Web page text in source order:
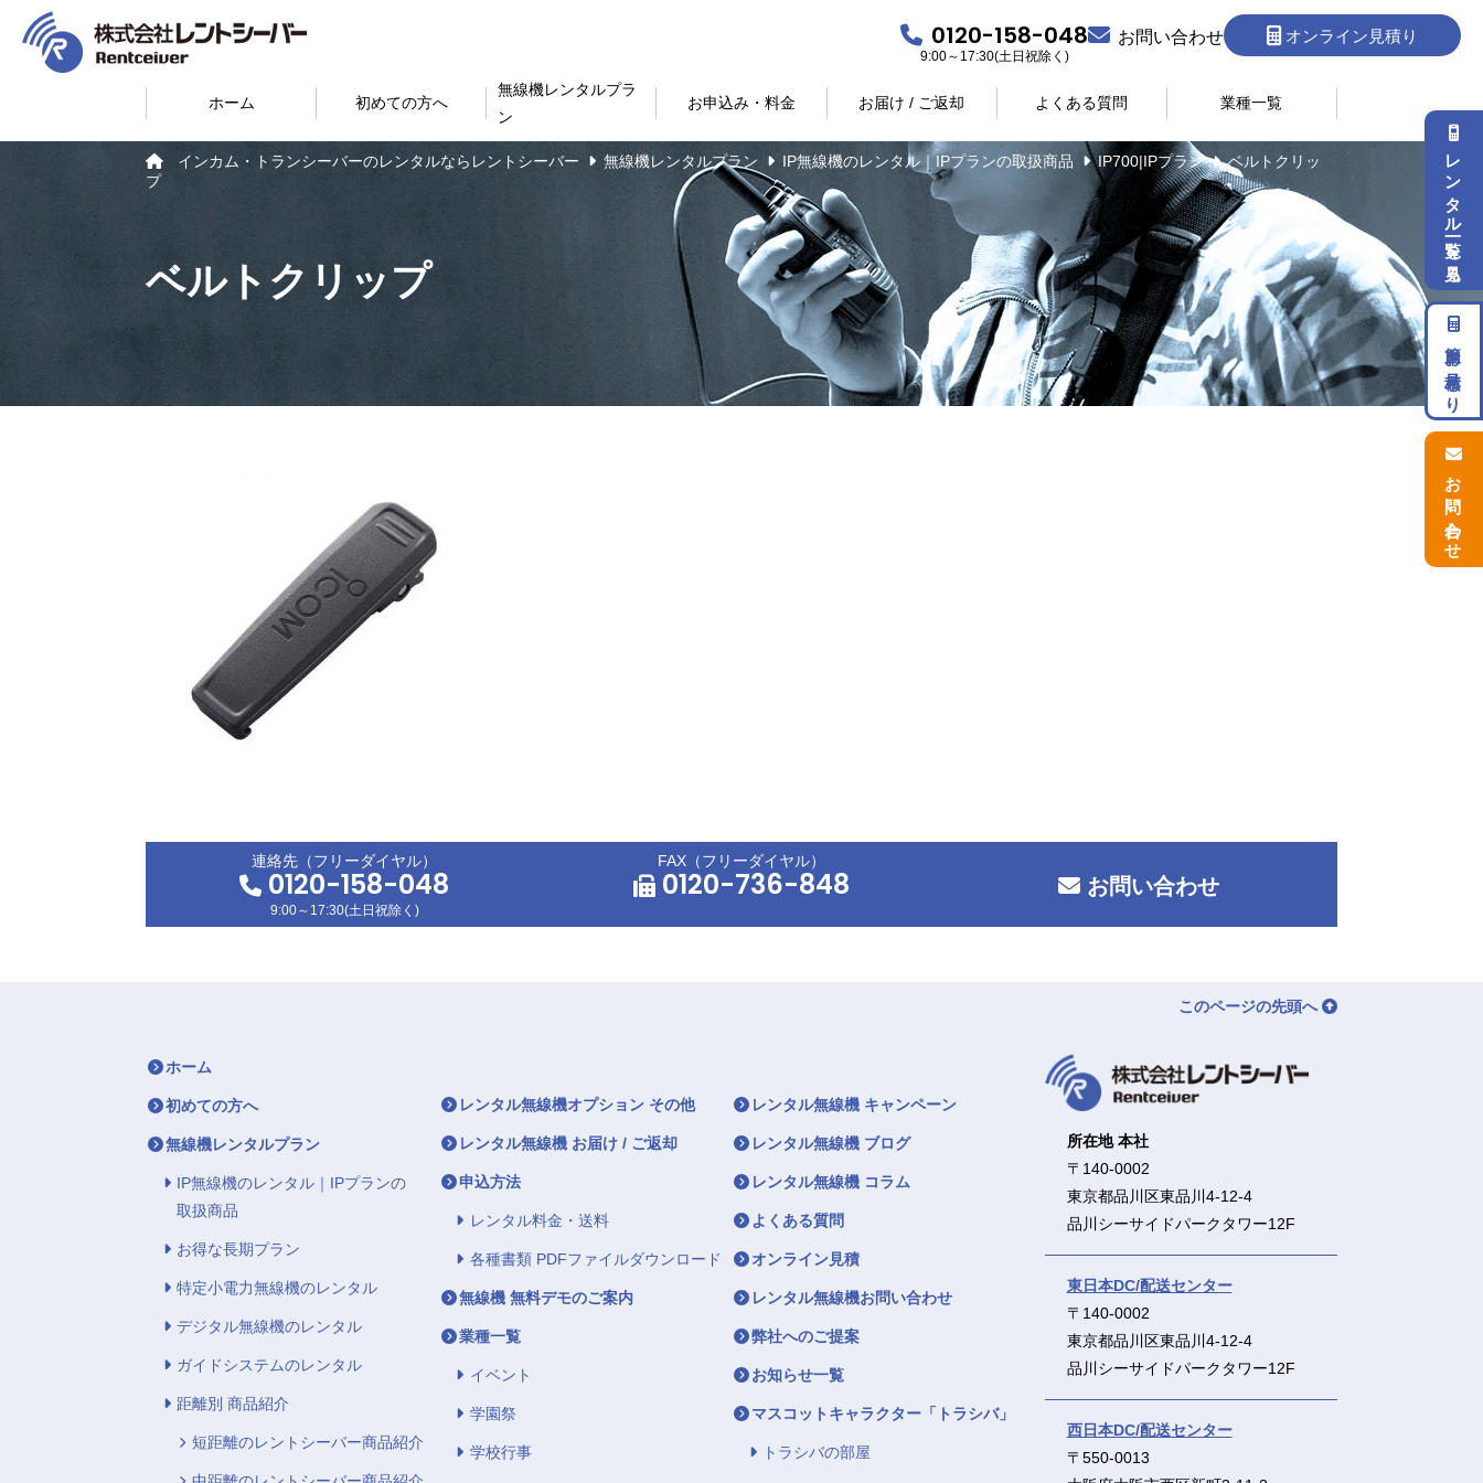
0120-158-048
9:00～17:30(土日祝除く)
お問い合わせ オンライン見積り
ホーム 初めての方へ
無線機レンタルプラ
ン
お申込み・料金 お届け / ご返却 よくある質問 業種一覧
レンタル一覧を見る
簡単お見積もり
お問い合わせ
インカム・トランシーバーのレンタルならレントシーバー 無線機レンタルプラン IP無線機のレンタル｜IPプランの取扱商品 IP700|IPプラン
ベルトクリッ
プ
ベルトクリップ
連絡先（フリーダイヤル）
0120-158-048
9:00～17:30(土日祝除く)
FAX（フリーダイヤル）
0120-736-848 お問い合わせ
このページの先頭へ
ホーム
初めての方へ
無線機レンタルプラン
IP無線機のレンタル｜IPプランの
取扱商品
お得な長期プラン
特定小電力無線機のレンタル
デジタル無線機のレンタル
ガイドシステムのレンタル
距離別 商品紹介
短距離のレントシーバー商品紹介
レンタル無線機オプション その他
レンタル無線機 お届け / ご返却
申込方法
レンタル料金・送料
各種書類 PDFファイルダウンロード
無線機 無料デモのご案内
業種一覧
イベント
学園祭
学校行事
レンタル無線機 キャンペーン
レンタル無線機 ブログ
レンタル無線機 コラム
よくある質問
オンライン見積
レンタル無線機お問い合わせ
弊社へのご提案
お知らせ一覧
マスコットキャラクター「トラシバ」
トラシバの部屋
所在地 本社
〒140-0002
東京都品川区東品川4-12-4
品川シーサイドパークタワー12F
東日本DC/配送センター
〒140-0002
東京都品川区東品川4-12-4
品川シーサイドパークタワー12F
西日本DC/配送センター
〒550-0013